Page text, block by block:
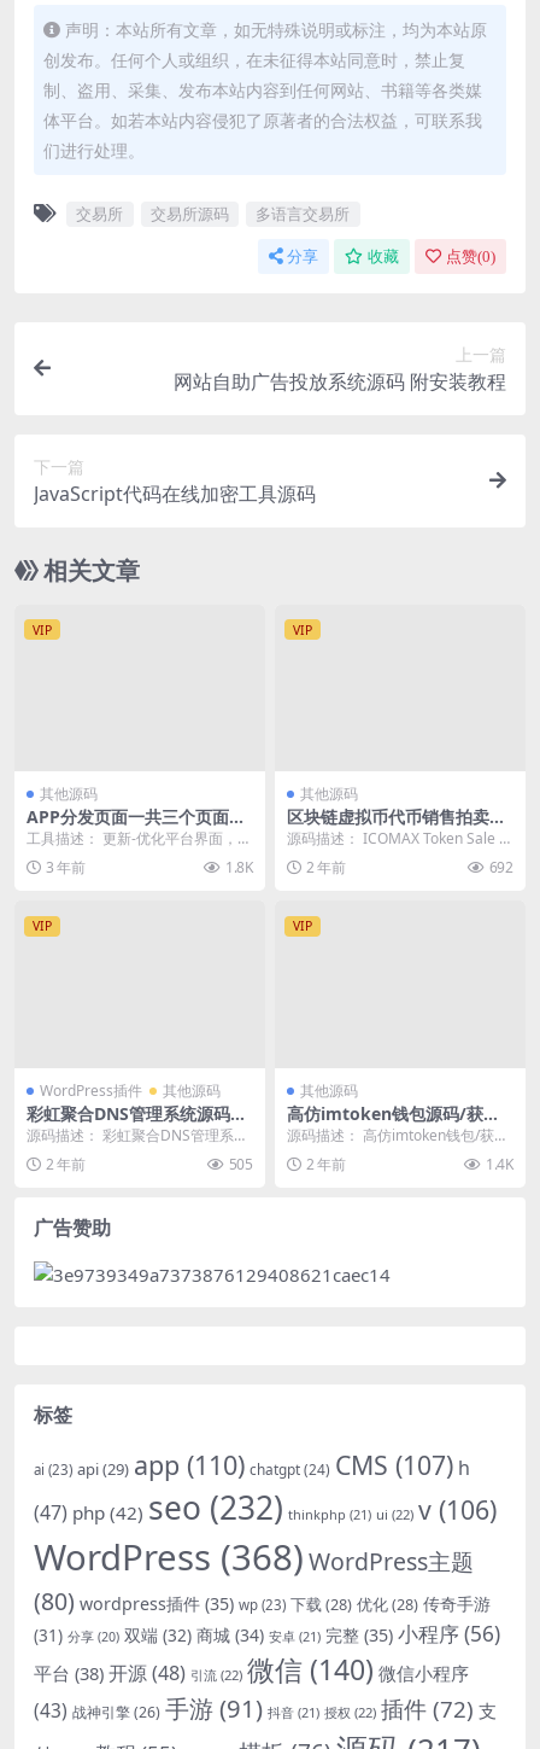
声明：本站所有文章，如无特殊说明或标注，均为本站原
创发布。任何个人或组织，在未征得本站同意时，禁止复
制、盗用、采集、发布本站内容到任何网站、书籍等各类媒
体平台。如若本站内容侵犯了原著者的合法权益，可联系我
们进行处理。
交易所 交易所源码 多语言交易所
分享 收藏 点赞(0)
上一篇
网站自助广告投放系统源码 附安装教程
下一篇
JavaScript代码在线加密工具源码
相关文章
VIP
其他源码
APP分发页面一共三个页面ht
ml模板
工具描述： 更新-优化平台界面，提
升页面响应速度！ 精美UI界面布局
app分发平...
3 年前 1.8K
VIP
其他源码
区块链虚拟币代币销售拍卖平
台,加密货币全方位数字资产交
易平台
源码描述： ICOMAX Token Sale &
Auction Pl...
2 年前 692
VIP
WordPress插件 其他源码
彩虹聚合DNS管理系统源码V
2.0.1，SSL证书自动申请与部
署
源码描述： 彩虹聚合DNS管理系统
V2.0.1 版本已更新，该版本新增SS
L证...2 年前 505
VIP
其他源码
高仿imtoken钱包源码/获取
助记词/获取私钥/自动归集
源码描述： 高仿imtoken钱包/获取
助记词/获取私钥/自动归集 带双
端，无纯...
2 年前 1.4K
广告赞助
标签
ai (23) api(29) app (110) chatgpt(24) CMS (107) h
(47) php (42) seo (232) thinkphp (21) ui (22) v (106)
WordPress (368)WordPress主题
(80) wordpress插件 (35) wp (23) 下载(28) 优化(28) 传奇手游
(31) 分享 (20) 双端 (32) 商城 (34) 安卓 (21) 完整 (35) 小程序(56)
平台 (38) 开源(48) 引流 (22) 微信 (140) 微信小程序
(43) 战神引擎(26) 手游(91) 抖音 (21) 授权 (22) 插件 (72) 支